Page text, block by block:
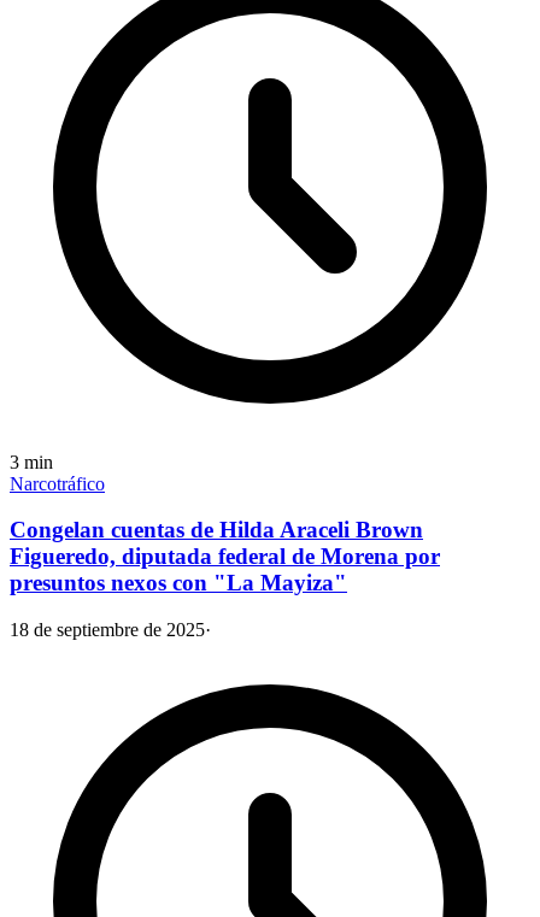
3 min
Narcotráfico
Congelan cuentas de Hilda Araceli Brown
Figueredo, diputada federal de Morena por
presuntos nexos con "La Mayiza"
18 de septiembre de 2025·